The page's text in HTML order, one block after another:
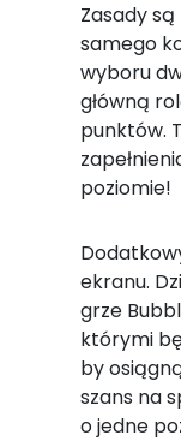
Zasady
samego
wyboru
główną
punktów.
poziomie!
ekranu.
grze
którymi
by
szans na
o jedne